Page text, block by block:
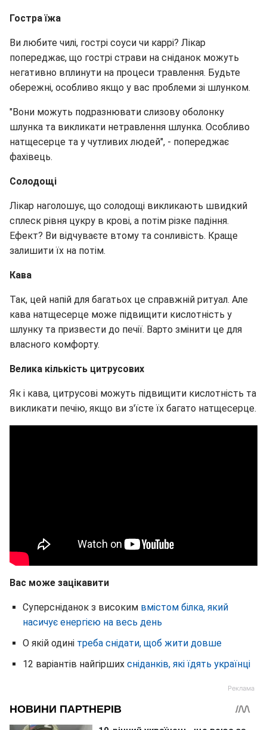
Гостра їжа
Ви любите чилі, гострі соуси чи каррі? Лікар
попереджає, що гострі страви на сніданок можуть
негативно вплинути на процеси травлення. Будьте
обережні, особливо якщо у вас проблеми зі шлунком.
"Вони можуть подразнювати слизову оболонку
шлунка та викликати нетравлення шлунка. Особливо
натщесерце та у чутливих людей", - попереджає
фахівець.
Солодощі
Лікар наголошує, що солодощі викликають швидкий
сплеск рівня цукру в крові, а потім різке падіння.
Ефект? Ви відчуваєте втому та сонливість. Краще
залишити їх на потім.
Кава
Так, цей напій для багатьох це справжній ритуал. Але
кава натщесерце може підвищити кислотність у
шлунку та призвести до печії. Варто змінити це для
власного комфорту.
Велика кількість цитрусових
Як і кава, цитрусові можуть підвищити кислотність та
викликати печію, якщо ви з'їсте їх багато натщесерце.
Вас може зацікавити
Суперсніданок з високим вмістом білка, який
насичує енергією на весь день
О якій одині треба снідати, щоб жити довше
12 варіантів найгірших сніданків, які їдять українці